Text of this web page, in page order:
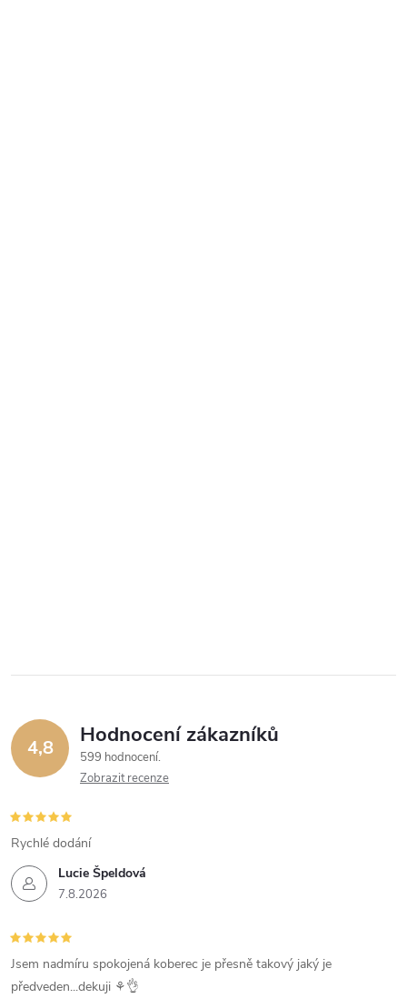
4,8 Hodnocení zákazníků
599 hodnocení
Zobrazit recenze
Lucie Špeldová
7.8.2026
Rychlé dodání
Jsem nadmíru spokojená koberec je přesně takový jaký je
předveden...dekuji ⚘️👌